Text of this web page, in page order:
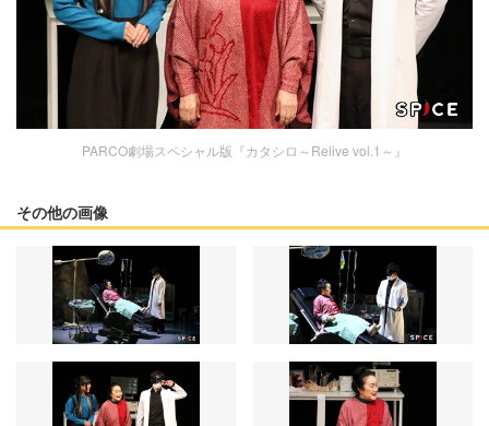
PARCO劇場スペシャル版『カタシロ～Relive vol.1～』
その他の画像